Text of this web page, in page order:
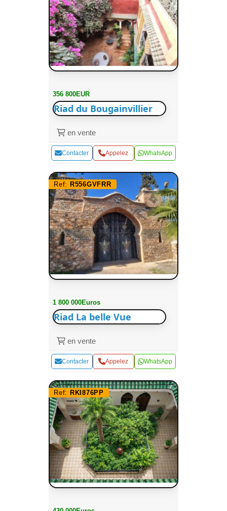
356 800EUR
Riad du Bougainvillier
en vente
Contacter Appelez WhatsApp
Ref: R556GVFRR
1 800 000Euros
Riad La belle Vue
en vente
Contacter Appelez WhatsApp
Ref: RKI876PP